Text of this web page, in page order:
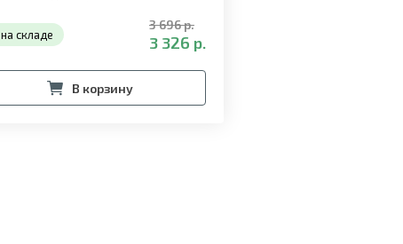
на складе
3 696 р.
3 326 р.
В корзину